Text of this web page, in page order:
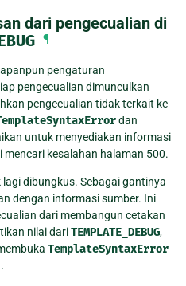
dari pengecualian di
¶
pengaturan
pengecualian dimunculkan
pengecualian tidak terkait ke
dan
untuk menyediakan informasi
kesalahan halaman 500.
dibungkus. Sebagai gantinya
dengan informasi sumber. Ini
dari membangun cetakan
nilai dariTEMPLATE_DEBUG,
TemplateSyntaxError